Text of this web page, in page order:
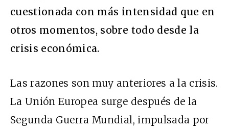
cuestionada con más intensidad que en
otros momentos, sobre todo desde la
crisis económica.
Las razones son muy anteriores a la crisis.
La Unión Europea surge después de la
Segunda Guerra Mundial, impulsada por